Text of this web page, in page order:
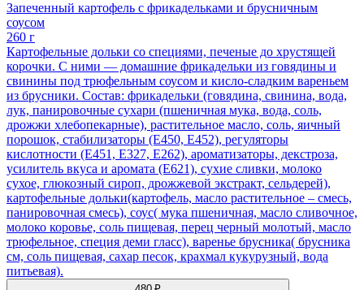
Запеченный картофель с фрикадельками и брусничным
соусом
260 г
Картофельные дольки со специями, печеные до хрустящей
корочки. С ними — домашние фрикадельки из говядины и
свинины под трюфельным соусом и кисло-сладким вареньем
из брусники. Состав: фрикадельки (говядина, свинина, вода,
лук, панировочные сухари (пшеничная мука, вода, соль,
дрожжи хлебопекарные), растительное масло, соль, яичный
порошок, стабилизаторы (Е450, Е452), регуляторы
кислотности (Е451, Е327, Е262), ароматизаторы, декстроза,
усилитель вкуса и аромата (Е621), сухие сливки, молоко
сухое, глюкозный сироп, дрожжевой экстракт, сельдерей),
картофельные дольки(картофель, масло растительное – смесь,
панировочная смесь), соус( мука пшеничная, масло сливочное,
молоко коровье, соль пищевая, перец черный молотый, масло
трюфельное, специя деми гласс), варенье брусника( брусника
см, соль пищевая, сахар песок, крахмал кукурузный, вода
питьевая).